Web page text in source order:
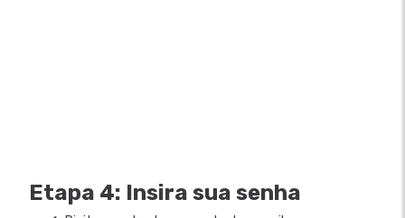
Etapa 4: Insira sua senha